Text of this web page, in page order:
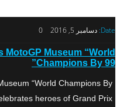
Date: دسامبر 5, 2016 0
Museum “World
Champions By 99”
“World Champions By
heroes of Grand Prix